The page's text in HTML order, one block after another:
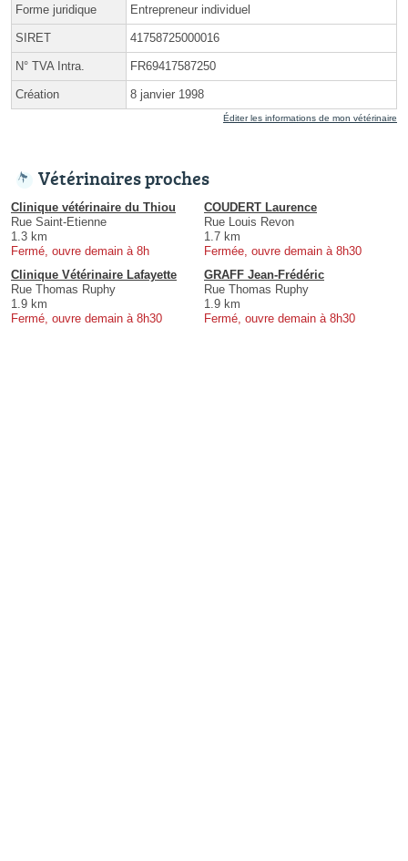
Forme juridique Entrepreneur individuel
SIRET 41758725000016
N° TVA Intra. FR69417587250
Création 8 janvier 1998
Éditer les informations de mon vétérinaire
Vétérinaires proches
Clinique vétérinaire du Thiou
Rue Saint-Etienne
1.3 km
Fermé, ouvre demain à 8h
COUDERT Laurence
Rue Louis Revon
1.7 km
Fermée, ouvre demain à 8h30
Clinique Vétérinaire Lafayette
Rue Thomas Ruphy
1.9 km
Fermé, ouvre demain à 8h30
GRAFF Jean-Frédéric
Rue Thomas Ruphy
1.9 km
Fermé, ouvre demain à 8h30